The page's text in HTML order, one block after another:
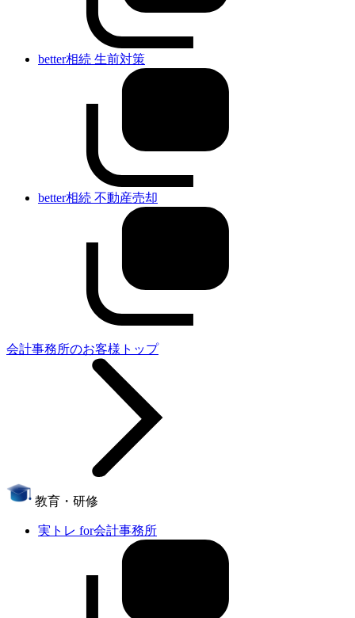
better相続 生前対策
better相続 不動産売却
会計事務所のお客様トップ
教育・研修
実トレ for会計事務所